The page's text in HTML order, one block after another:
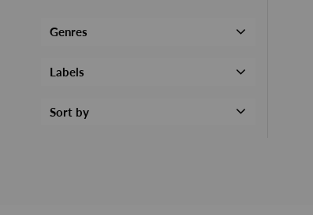
Genres
Labels
Sort by